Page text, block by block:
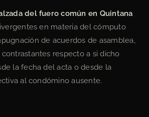
del fuero común en Quintana
en materia del cómputo
de acuerdos de asamblea,
respecto a si dicho
la fecha del acta o desde la
al condómino ausente.